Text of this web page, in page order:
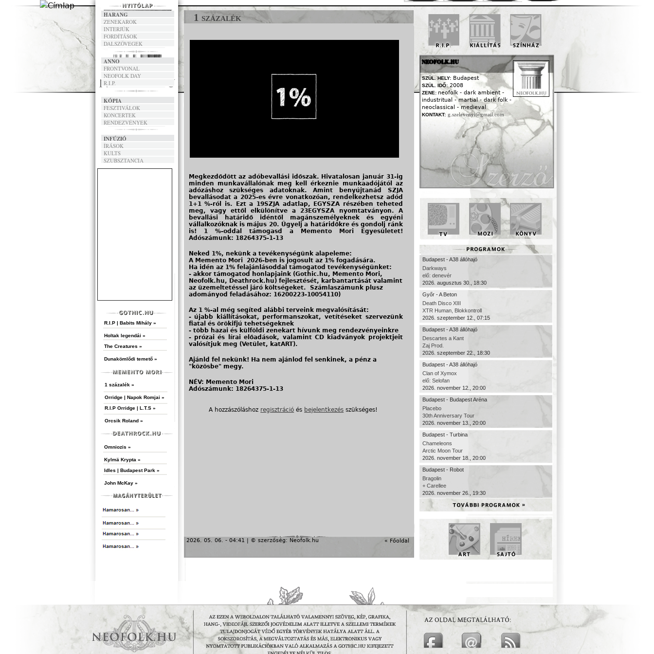
Jump to navigation
1 százalék
Megkezdődött az adóbevallási időszak. Hivatalosan január 31-ig
minden munkavállalónak meg kell érkeznie munkaadójától az
adózáshoz szükséges adatoknak. Amint benyújtanád SZJA
bevallásodat a 2025-es évre vonatkozóan, rendelkezhetsz adód
1+1 %-ról is. Ezt a 19SZJA adatlap, EGYSZA részében teheted
meg, vagy ettől elkülönítve a 23EGYSZA nyomtatványon. A
bevallási határidő idéntől magánszemélyeknek és egyéni
vállalkozóknak is május 20. Ügyelj a határidőkre és gondolj ránk
is! 1 %-oddal támogasd a Memento Mori Egyesületet!
Adószámunk: 18264375-1-13
Neked 1%, nekünk a tevékenységünk alapeleme:
A Memento Mori 2026-ben is jogosult az 1% fogadására.
Ha idén az 1% felajánlásoddal támogatod tevékenységünket:
- akkor támogatod honlapjaink (Gothic.hu, Memento Mori,
Neofolk.hu, Deathrock.hu) fejlesztését, karbantartását valamint
az üzemeltetéssel járó költségeket. Számlaszámunk plusz
adományod feladásához: 16200223-10054110)
Az 1 %-al még segíted alábbi terveink megvalósítását:
- újabb kiállításokat, performanszokat, vetítéseket szervezünk
fiatal és örökifjú tehetségeknek
- több hazai és külföldi zenekart hívunk meg rendezvényeinkre
- prózai és lírai előadások, valamint CD kiadványok projektjeit
valósítjuk meg (Vetület, katART).
Ajánld fel nekünk! Ha nem ajánlod fel senkinek, a pénz a
"közösbe" megy.
NÉV: Memento Mori
Adószámunk: 18264375-1-13
A hozzászóláshoz regisztráció és bejelentkezés szükséges!
2026. 05. 06. - 04:41 | © szerzőség: Neofolk.hu « Főoldal
HARANG
ZENEKAROK
INTERJÚK
FORDÍTÁSOK
DALSZÖVEGEK
ANNO
FRONTVONAL
NEOFOLK DAY
R.I.P.
KÓPIA
FESZTIVÁLOK
KONCERTEK
RENDEZVÉNYEK
INFÚZIÓ
ÍRÁSOK
KULTS
SZUBSZTANCIA
R.I.P | Babits Mihály »
Holtak legendái »
The Creatures »
Dunakömlődi temető »
1 százalék »
Orridge | Napok Romjai »
R.I.P Orridge | L.T.S »
Orcsik Roland »
Omniozis »
Kylmä Krypta »
Idles | Budapest Park »
John McKay »
NEOFOLK.HU
SZÜL. HELY: Budapest
SZÜL. IDŐ: 2008
ZENE: neofolk - dark ambient -
industritual - martial - dark folk -
neoclassical - medieval
KONTAKT: g.szelevenyi@gmail.com
Budapest - A38 állóhajó
Darkways
elő: denevér
2026. augusztus 30., 18:30
Győr - A Beton
Death Disco XIII
XTR Human, Blokkontroll
2026. szeptember 12., 07:15
Budapest - A38 állóhajó
Descartes a Kant
Zaj Prod.
2026. szeptember 22., 18:30
Budapest - A38 állóhajó
Clan of Xymox
elő: Selofan
2026. november 12., 20:00
Budapest - Budapest Aréna
Placebo
30th Anniversary Tour
2026. november 13., 20:00
Budapest - Turbina
Chameleons
Arctic Moon Tour
2026. november 18., 20:00
Budapest - Robot
Bragolin
+ Carellee
2026. november 26., 19:30